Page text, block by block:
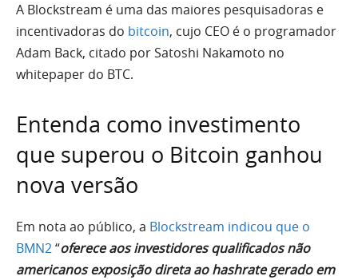
A Blockstream é uma das maiores pesquisadoras e
incentivadoras do bitcoin, cujo CEO é o programador
Adam Back, citado por Satoshi Nakamoto no
whitepaper do BTC.
Entenda como investimento
que superou o Bitcoin ganhou
nova versão
Em nota ao público, a Blockstream indicou que o
BMN2“oferece aos investidores qualificados não
americanos exposição direta ao hashrate gerado em